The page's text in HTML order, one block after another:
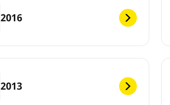
2016
2013